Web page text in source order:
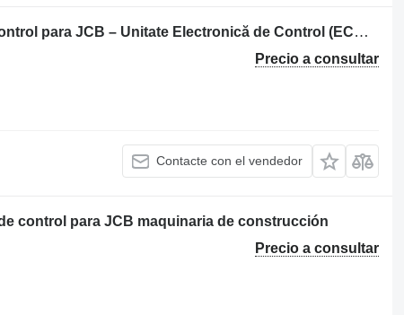
Calculadora excavadora unidad de control para JCB – Unitate Electronică de Control (ECU) maquinaria de construcción
Precio a consultar
Contacte con el vendedor
control para JCB maquinaria de construcción
Precio a consultar